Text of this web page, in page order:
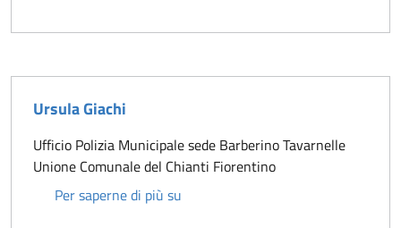
Ursula Giachi
Ufficio Polizia Municipale sede Barberino Tavarnelle
Unione Comunale del Chianti Fiorentino
Per saperne di più su